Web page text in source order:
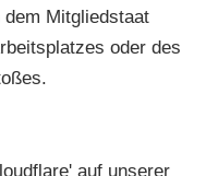
Mitgliedstaat
oder des
auf unserer